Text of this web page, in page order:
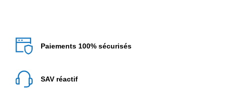
Paiements 100% sécurisés
SAV réactif